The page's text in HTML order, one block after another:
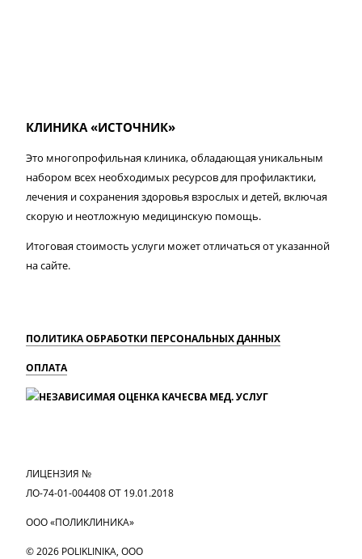
КЛИНИКА «ИСТОЧНИК»
Это многопрофильная клиника, обладающая уникальным
набором всех необходимых ресурсов для профилактики,
лечения и сохранения здоровья взрослых и детей, включая
скорую и неотложную медицинскую помощь.
Итоговая стоимость услуги может отличаться от указанной
на сайте.
ПОЛИТИКА ОБРАБОТКИ ПЕРСОНАЛЬНЫХ ДАННЫХ
ОПЛАТА
ЛИЦЕНЗИЯ №
ЛО-74-01-004408 ОТ 19.01.2018
ООО «ПОЛИКЛИНИКА»
© 2026 POLIKLINIKA, OOO